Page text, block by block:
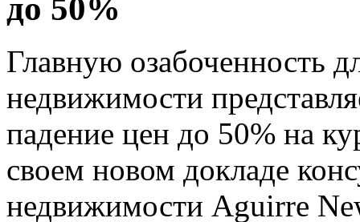
до 50%
Главную озабоченность
недвижимости
падение цен до 50% на
своем новом докладе
недвижимости Aguirre